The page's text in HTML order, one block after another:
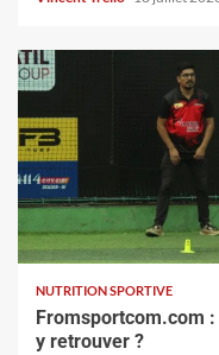
NUTRITION SPORTIVE
Fromsportcom.com
y retrouver ?